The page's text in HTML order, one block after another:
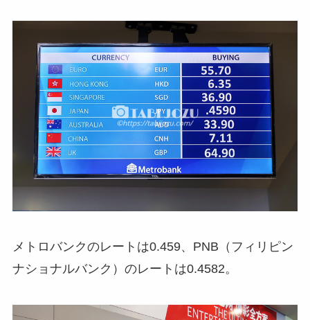
メトロバンクのレートは0.459、PNB（フィリピン
ナショナルバンク）のレートは0.4582。